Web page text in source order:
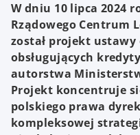
W dniu 10 lipca 2024
Rządowego Centrum
został projekt
obsługujących
autorstwa
Projekt koncentruje
polskiego prawa
kompleksowej